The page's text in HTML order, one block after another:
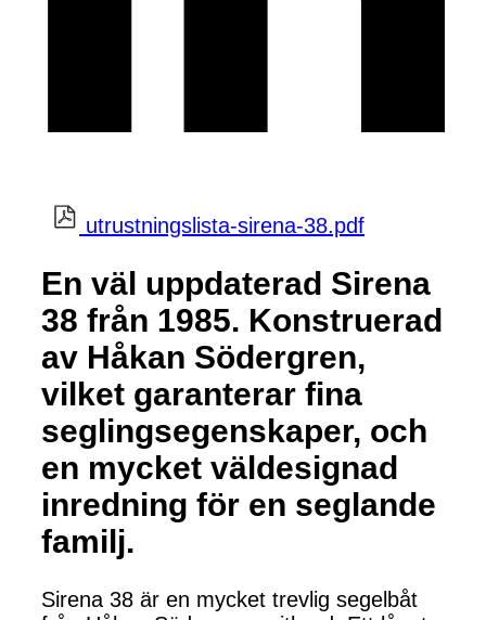
utrustningslista-sirena-38.pdf
En väl uppdaterad Sirena
38 från 1985. Konstruerad
av Håkan Södergren,
vilket garanterar fina
seglingsegenskaper, och
en mycket väldesignad
inredning för en seglande
familj.
Sirena 38 är en mycket trevlig segelbåt